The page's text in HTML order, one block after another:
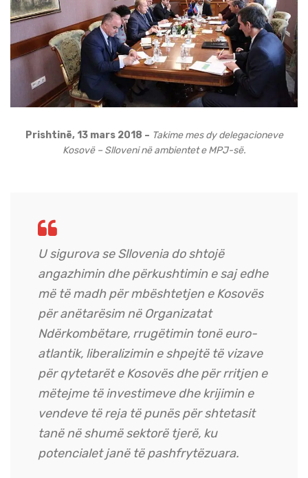
Prishtinë, 13 mars 2018 – Takime mes dy delegacioneve
Kosovë – Slloveni në ambientet e MPJ-së.
U sigurova se Sllovenia do shtojë
angazhimin dhe përkushtimin e saj edhe
më të madh për mbështetjen e Kosovës
për anëtarësim në Organizatat
Ndërkombëtare, rrugëtimin tonë euro-
atlantik, liberalizimin e shpejtë të vizave
për qytetarët e Kosovës dhe për rritjen e
mëtejme të investimeve dhe krijimin e
vendeve të reja të punës për shtetasit
tanë në shumë sektorë tjerë, ku
potencialet janë të pashfrytëzuara.